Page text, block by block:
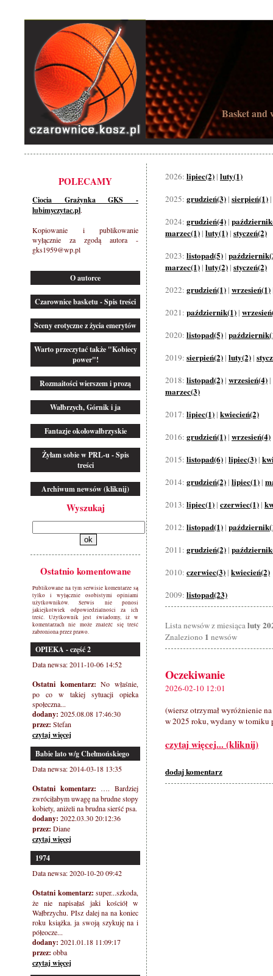
Basket and
POLECAMY
Ciocia Grażynka GKS -
lubimyczytac.pl.
Kopiowanie i publikowanie
wyłącznie za zgodą autora -
gks1959@wp.pl
O autorce
Czarownice basketu - Spis treści
Sceny erotyczne z życia emerytów
Warto przeczytać także "Kobiecy
power"!
Rozmaitości wierszem i prozą
Wałbrzych, Górnik i ja
Fantazje okołowałbrzyskie
Żyłam sobie w PRL-u - Spis
treści
Archiwum newsów (kliknij)
Wyszukaj
Ostatnio komentowane
Publikowane na tym serwisie komentarze są
tylko i wyłącznie osobistymi opiniami
użytkowników. Serwis nie ponosi
jakiejkolwiek odpowiedzialności za ich
treść. Użytkownik jest świadomy, iż w
komentarzach nie może znaleźć się treść
zabroniona przez prawo.
OPIEKA - część 2
Data newsa: 2011-10-06 14:52
Ostatni komentarz: No właśnie,
po co w takiej sytuacji opieka
społeczna...
dodany: 2025.08.08 17:46:30
przez: Stefan
czytaj więcej
Babie lato w/g Chełmońskiego
Data newsa: 2014-03-18 13:35
Ostatni komentarz: …. Bardziej
zwróciłabym uwagę na brudne stopy
kobiety, aniżeli na brudna sierść psa.
dodany: 2022.03.30 20:12:36
przez: Diane
czytaj więcej
1974
Data newsa: 2020-10-20 09:42
Ostatni komentarz: super...szkoda,
że nie napisałaś jaki kościół w
Wałbrzychu. PIsz dalej na na koniec
roku książka. ja swoją szykuję na i
półeocze...
dodany: 2021.01.18 11:09:17
przez: obba
czytaj więcej
2026: lipiec(2) | luty(1)
2025: grudzień(3) | sierpień(1) |
2024: grudzień(4) |
marzec(1) | luty(1) | styczeń(2)
2023: listopad(5) |
marzec(1) | luty(2) | styczeń(2)
2022: grudzień(1) | wrzesień(1)
2021: październik(1) |
2020: listopad(5) |
2019: sierpień(2) | luty(2) |
2018: listopad(2) | wrzesień(4) |
marzec(3)
2017: lipiec(1) | kwiecień(2)
2016: grudzień(1) | wrzesień(4)
2015: listopad(6) | lipiec(3) |
2014: grudzień(2) | lipiec(1) |
2013: lipiec(1) | czerwiec(1) |
2012: listopad(1) |
2011: grudzień(2) |
2010: czerwiec(3) | kwiecień(2)
2009: listopad(23)
Lista newsów z miesiącaluty
Znaleziono 1 newsów
Oczekiwanie
2026-02-10 12:01
(wiersz otrzymał wyróżnienie
w 2025 roku, wydany w tomiku
czytaj więcej... (kliknij)
dodaj komentarz